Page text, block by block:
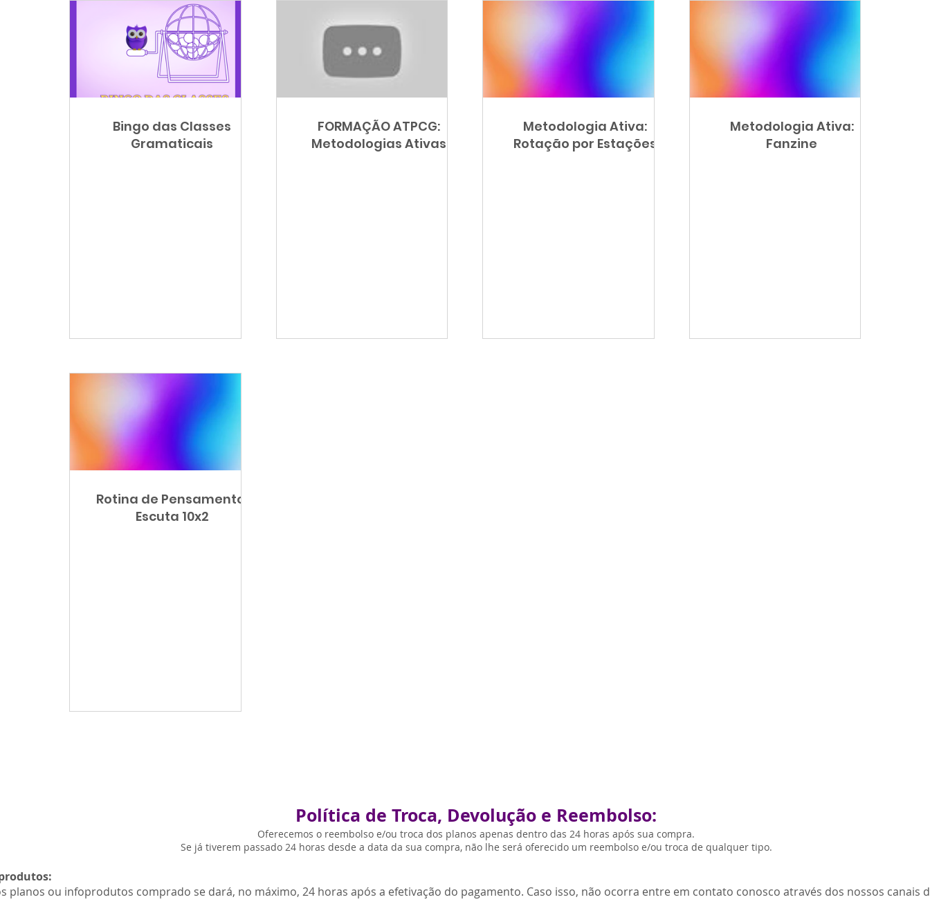
Bingo das Classes
Gramaticais
FORMAÇÃO ATPCG:
Metodologias Ativas
Metodologia Ativa:
Rotação por Estações
Metodologia Ativa:
Fanzine
Rotina de Pensamento:
Escuta 10x2
Política de Troca, Devolução e Reembolso:
Oferecemos o reembolso e/ou troca dos planos apenas dentro das 24 horas após sua compra.
Se já tiverem passado 24 horas desde a data da sua compra, não lhe será oferecido um reembolso e/ou troca de qualquer tipo.
planos ou infoprodutos comprado se dará, no máximo, 24 horas após a efetivação do pagamento. Caso isso, não ocorra entre em contato conosco através dos nossos canais